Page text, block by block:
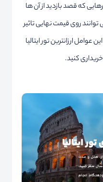
که قصد بازدید از آن ها
روی قیمت نهایی تاثیر
عوامل ارزانترین تور ایتالیا
کنید.